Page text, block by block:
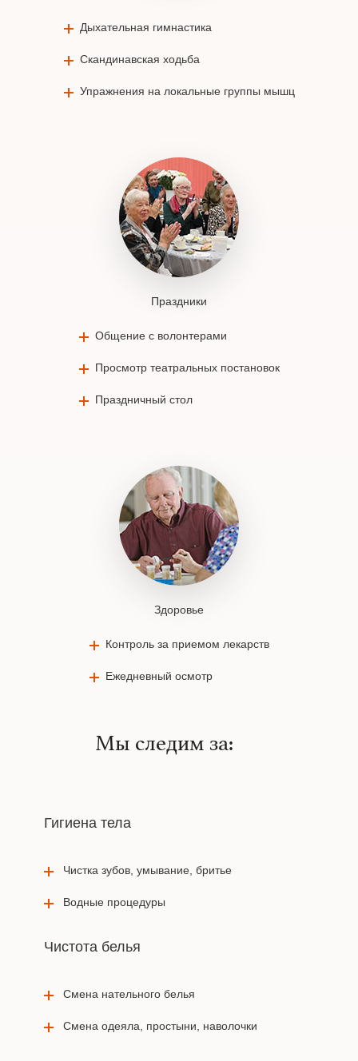
Дыхательная гимнастика
Скандинавская ходьба
Упражнения на локальные группы мышц
Праздники
Общение с волонтерами
Просмотр театральных постановок
Праздничный стол
Здоровье
Контроль за приемом лекарств
Ежедневный осмотр
Мы следим за:
Гигиена тела
Чистка зубов, умывание, бритье
Водные процедуры
Чистота белья
Смена нательного белья
Смена одеяла, простыни, наволочки